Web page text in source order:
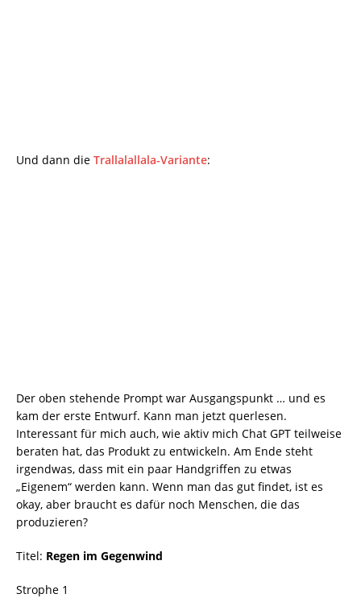
Und dann die Trallalallala-Variante:
Der oben stehende Prompt war Ausgangspunkt … und es
kam der erste Entwurf. Kann man jetzt querlesen.
Interessant für mich auch, wie aktiv mich Chat GPT teilweise
beraten hat, das Produkt zu entwickeln. Am Ende steht
irgendwas, dass mit ein paar Handgriffen zu etwas
„Eigenem“ werden kann. Wenn man das gut findet, ist es
okay, aber braucht es dafür noch Menschen, die das
produzieren?
Titel: Regen im Gegenwind
Strophe 1